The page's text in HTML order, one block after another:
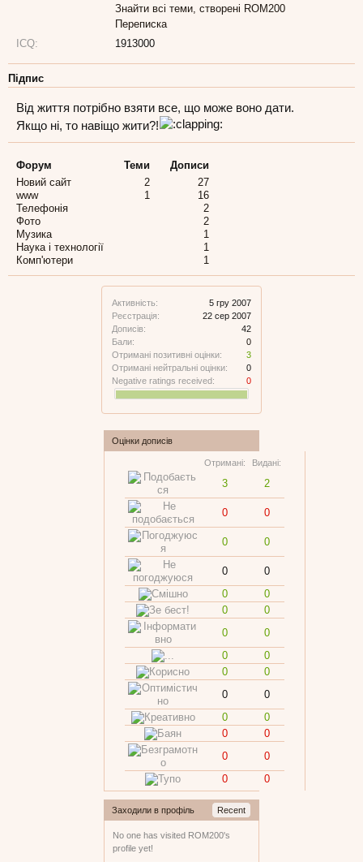
Активність:
5 гру 2007
Реєстрація:
22 сер 2007
Дописів:
42
Бали:
0
Отримані позитивні оцінки:
3
Отримані нейтральні оцінки:
0
Negative ratings received:
0
Оцінки дописів
Отримані: Видані:
3 2
0 0
0 0
0
0
0
0
0
0
0
0
0
0
0
0
0
0
0
0
0
0
0
0
0
0
Заходили в профіль Recent
No one has visited ROM200's
profile yet!
Знайти всі теми, створені ROM200
Переписка
ICQ:
1913000
Підпис
Від життя потрібно взяти все, що може воно дати.
Якщо ні, то навіщо жити?!
Форум Теми
Дописи
Новий сайт
2
27
www
1
16
Телефонія
2
Фото
2
Музика
1
Наука і технології
1
Комп'ютери
1